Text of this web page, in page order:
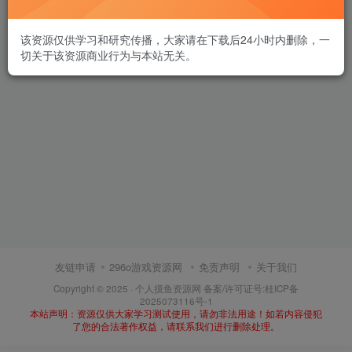
友链申请 296o游戏资源网 免责声明 关于我们
Copyright © 2025 · 个人摸鱼资源网 备案/许可证号:桂ICP备
2025073116号-1
本站声明：资源仅供大家学习测试使用，请勿非法用途！如若内容侵犯
了您的合法著作权益，请联系我们进行删除处理。
该资源仅供学习和研究传播，大家请在下载后24小时内删除，一
切关于该资源商业行为与本站无关。